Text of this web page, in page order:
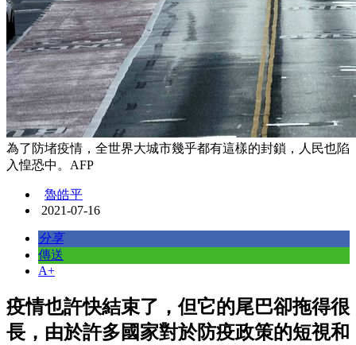
為了防堵疫情，全世界大城市幾乎都有這樣的封鎖，人民也陷
入惶恐中。AFP
魯皓平
2021-07-16
分享
傳送
A+
疫情也許快結束了，但它的尾巴卻拖得很
長，由於許多國家對於防疫政策的短視和